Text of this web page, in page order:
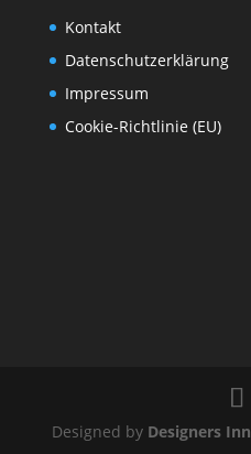
Kontakt
Datenschutzerklärung
Impressum
Cookie-Richtlinie (EU)
Designed by Designers Inn